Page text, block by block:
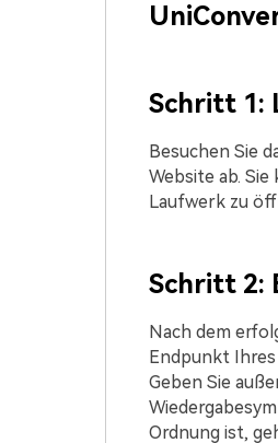
Schritt 1:
Besuchen Sie
Website ab. Sie
Laufwerk zu
Schritt 2:
Nach dem
Endpunkt Ihres
Geben Sie
Ordnung ist,